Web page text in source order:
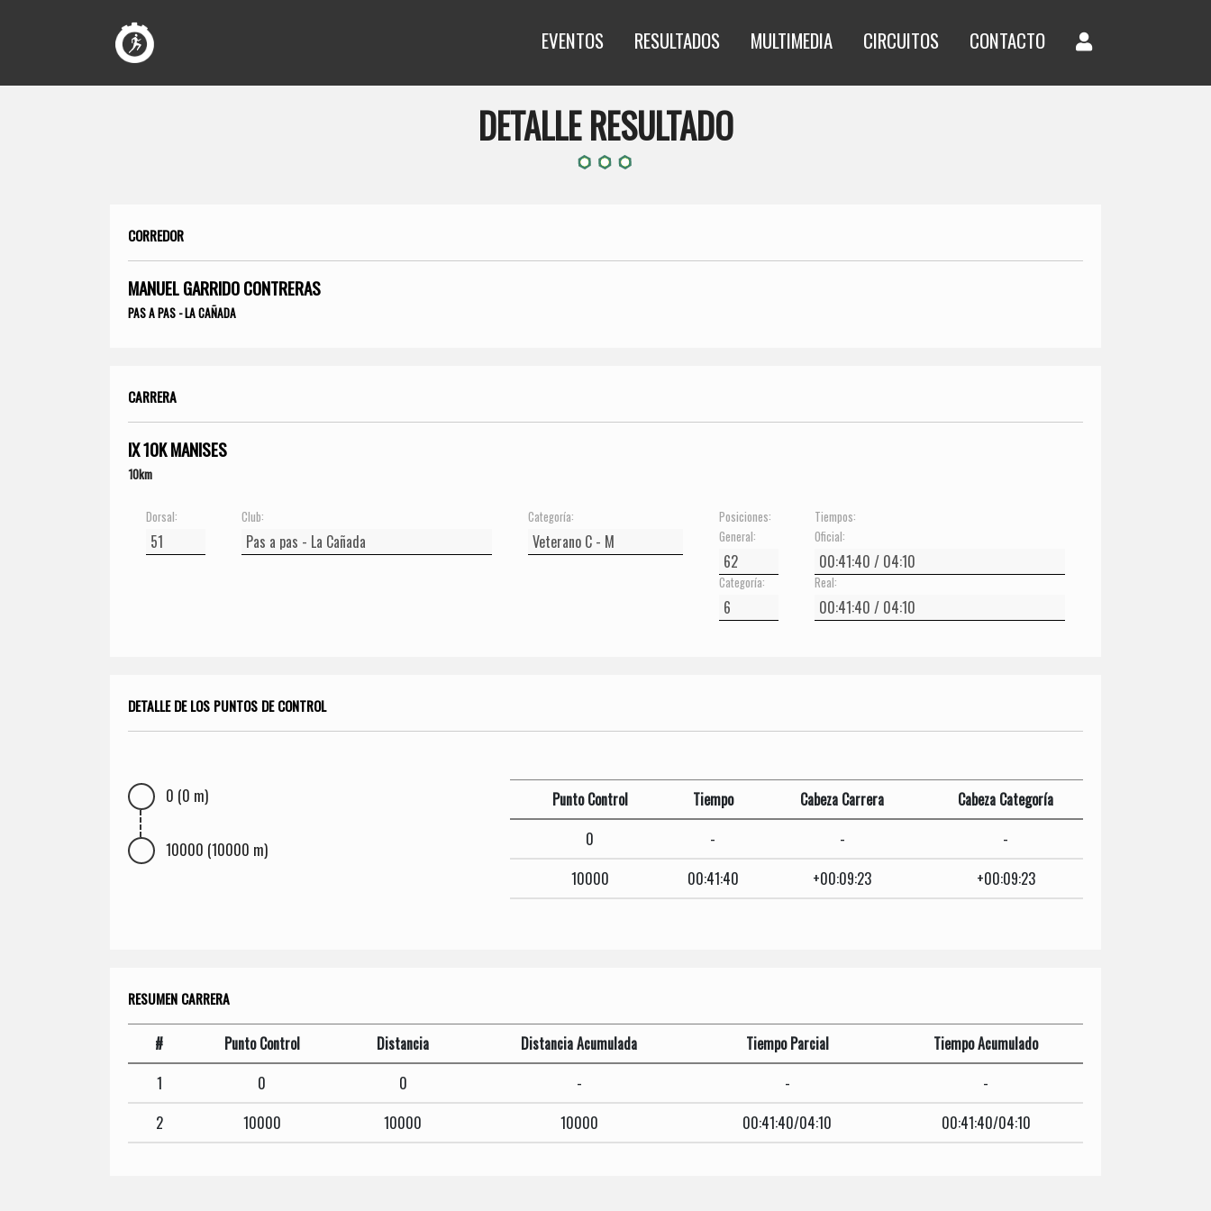
EVENTOS RESULTADOS MULTIMEDIA CIRCUITOS CONTACTO
DETALLE RESULTADO
CORREDOR
MANUEL GARRIDO CONTRERAS
PAS A PAS - LA CAÑADA
CARRERA
IX 10K MANISES
10km
Dorsal: Club: Categoría:
Posiciones:
General:
Categoría:
Tiempos:
Oficial:
Real:
DETALLE DE LOS PUNTOS DE CONTROL
0 (0 m)
10000 (10000 m)
Punto Control Tiempo Cabeza Carrera
Cabeza Categoría
0
- -
-
10000
00:41:40 +00:09:23 +00:09:23
RESUMEN CARRERA
# Punto Control Distancia Distancia Acumulada Tiempo Parcial
Tiempo Acumulado
1
0 0 - -
-
2
10000 10000 10000 00:41:40/04:10 00:41:40/04:10